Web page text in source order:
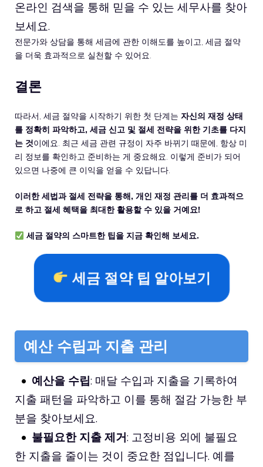
온라인 검색을 통해 믿을 수 있는 세무사를 찾아
보세요.
전문가와 상담을 통해 세금에 관한 이해도를 높이고, 세금 절약
을 더욱 효과적으로 실천할 수 있어요.
결론
따라서, 세금 절약을 시작하기 위한 첫 단계는 자신의 재정 상태
를 정확히 파악하고, 세금 신고 및 절세 전략을 위한 기초를 다지
는 것이에요. 최근 세금 관련 규정이 자주 바뀌기 때문에, 항상 미
리 정보를 확인하고 준비하는 게 중요해요. 이렇게 준비가 되어
있으면 나중에 큰 이익을 얻을 수 있답니다.
이러한 세법과 절세 전략을 통해, 개인 재정 관리를 더 효과적으
로 하고 절세 혜택을 최대한 활용할 수 있을 거예요!
세금 절약의 스마트한 팁을 지금 확인해 보세요.
세금 절약 팁 알아보기
예산 수립과 지출 관리
예산을 수립: 매달 수입과 지출을 기록하여
지출 패턴을 파악하고 이를 통해 절감 가능한 부
분을 찾아보세요.
불필요한 지출 제거: 고정비용 외에 불필요
한 지출을 줄이는 것이 중요한 점입니다. 예를